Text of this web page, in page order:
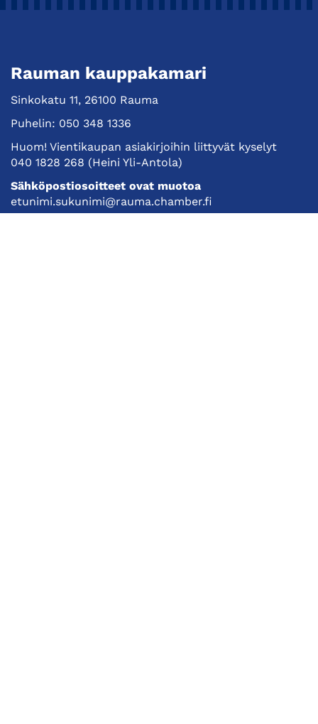
Rauman kauppakamari
Sinkokatu 11, 26100 Rauma
Puhelin: 050 348 1336
Huom! Vientikaupan asiakirjoihin liittyvät kyselyt
040 1828 268 (Heini Yli-Antola)
Sähköpostiosoitteet ovat muotoa
etunimi.sukunimi@rauma.chamber.fi